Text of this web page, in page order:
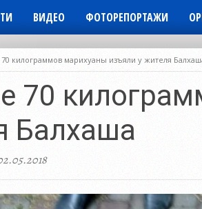
ВИДЕО ФОТОРЕПОРТАЖИ
килограммов марихуаны изъяли у жителя
70
Балхаша